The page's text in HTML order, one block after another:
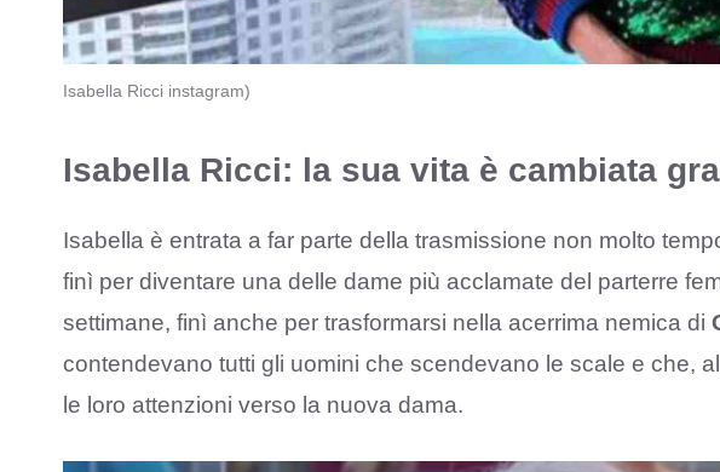
Isabella Ricci instagram)
Isabella Ricci: la sua vita è cambiata
Isabella è entrata a far parte della trasmissione non molto
finì per diventare una delle dame più acclamate del parterre
settimane, finì anche per trasformarsi nella acerrima nemica di
contendevano tutti gli uomini che scendevano le scale e che,
le loro attenzioni verso la nuova dama.